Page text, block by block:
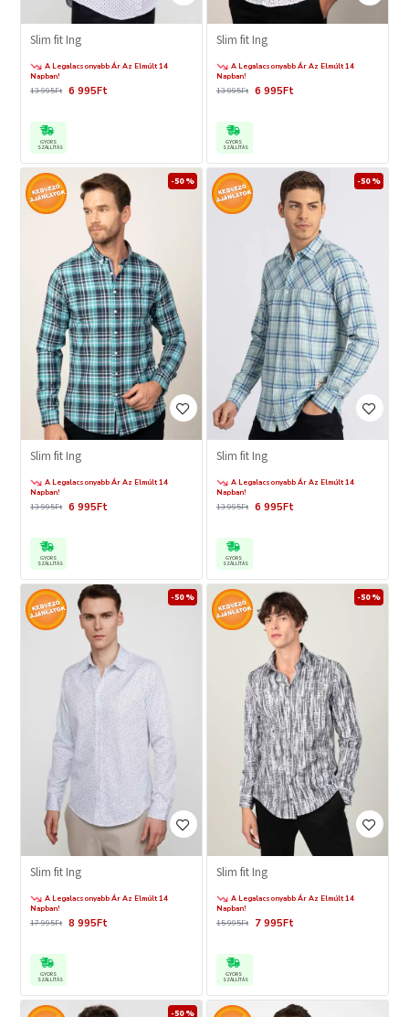
Slim fit Ing
A Legalacsonyabb Ár Az Elmúlt 14
Napban!
6 995Ft
13 995Ft
GYORS
SZÁLLÍTÁS
Slim fit Ing
A Legalacsonyabb Ár Az Elmúlt 14
Napban!
6 995Ft
13 995Ft
GYORS
SZÁLLÍTÁS
-50 %
Slim fit Ing
A Legalacsonyabb Ár Az Elmúlt 14
Napban!
6 995Ft
13 995Ft
GYORS
SZÁLLÍTÁS
-50 %
Slim fit Ing
A Legalacsonyabb Ár Az Elmúlt 14
Napban!
6 995Ft
13 995Ft
GYORS
SZÁLLÍTÁS
-50 %
Slim fit Ing
A Legalacsonyabb Ár Az Elmúlt 14
Napban!
8 995Ft
17 995Ft
GYORS
SZÁLLÍTÁS
-50 %
Slim fit Ing
A Legalacsonyabb Ár Az Elmúlt 14
Napban!
7 995Ft
15 995Ft
GYORS
SZÁLLÍTÁS
-50 %